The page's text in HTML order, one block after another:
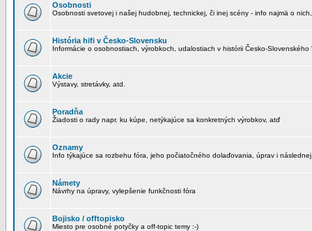
Osobnosti
Osobnosti svetovej i našej hudobnej, technickej, či inej scény - info najmä o
História hifi v Česko-Slovensku
Informácie o osobnostiach, výrobkoch, udalostiach v histórii Česko-Slovenského
Akcie
Výstavy, stretávky, atd.
Poradňa
Žiadosti o rady napr. ku kúpe, netýkajúce sa konkretných výrobkov, atď
Oznamy
Info týkajúce sa rozbehu fóra, jeho počiatočného dolaďovania, úprav i
Námety
Návrhy na úpravy, vylepšenie funkčnosti fóra
Bojisko / offtopisko
Miesto pre osobné potyčky a off-topic temy :-)